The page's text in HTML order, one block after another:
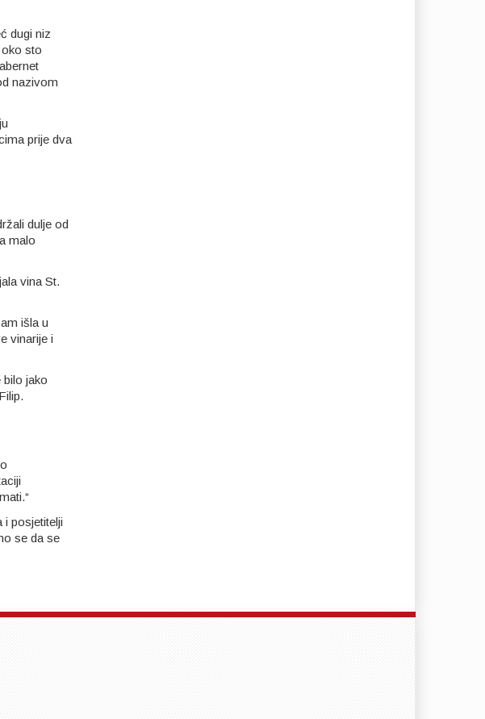
dugi niz
sto
nazivom
prije dva
dulje od
malo
vina St.
išla u
vinarije i
bilo jako
i posjetitelji
se da se